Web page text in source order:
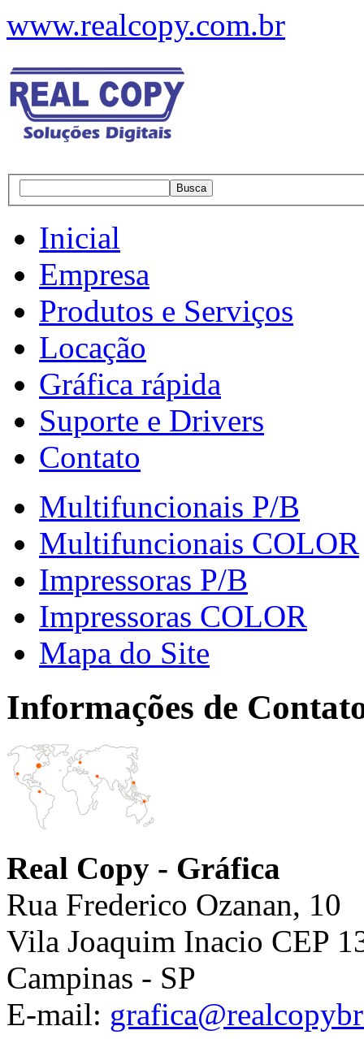
www.realcopy.com.br
Inicial
Empresa
Produtos e Serviços
Locação
Gráfica rápida
Suporte e Drivers
Contato
Multifuncionais P/B
Multifuncionais COLOR
Impressoras P/B
Impressoras COLOR
Mapa do Site
Informações de
Real Copy - Gráfica
Rua Frederico Ozanan, 10
Vila Joaquim Inacio CEP
Campinas - SP
E-mail: